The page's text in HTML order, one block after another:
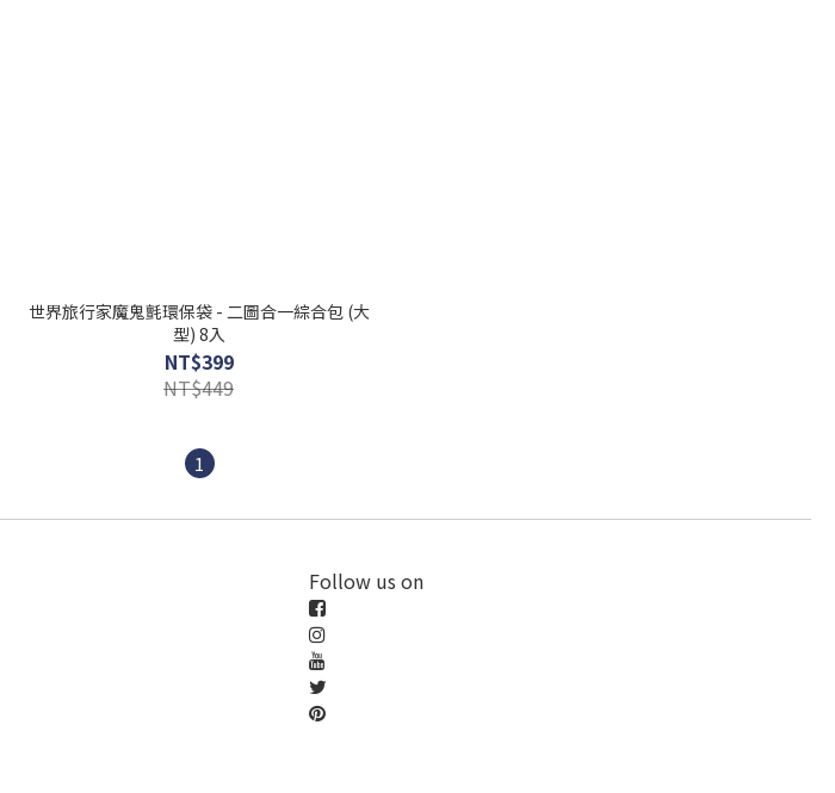
世界旅行家魔鬼氈環保袋 - 二圖合一綜合包 (大
型) 8入
NT$399
NT$449
1
Follow us on